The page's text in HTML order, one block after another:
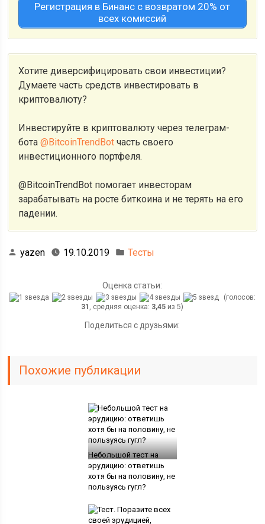
Регистрация в Бинанс с возвратом 20% от
всех комиссий
Хотите диверсифицировать свои инвестиции?
Думаете часть средств инвестировать в
криптовалюту?
Инвестируйте в криптовалюту через телеграм-
бота@BitcoinTrendBot часть своего
инвестиционного портфеля.
@BitcoinTrendBot помогает инвесторам
зарабатывать на росте биткоина и не терять на его
падении.
yazen 19.10.2019 Тесты
Оценка статьи:
(голосов:
31 , средняя оценка: 3,45 из 5)
Поделиться с друзьями:
Похожие публикации
Небольшой тест на
эрудицию: ответишь
хотя бы на половину, не
пользуясь гугл?